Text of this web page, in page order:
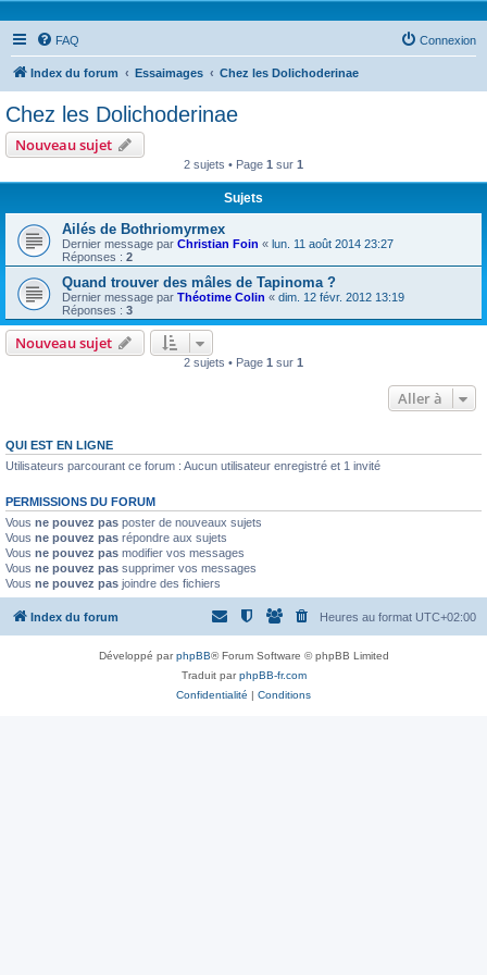
FAQ Connexion
Index du forum Essaimages Chez les Dolichoderinae
Chez les Dolichoderinae
Nouveau sujet
2 sujets • Page 1 sur 1
Sujets
Ailés de Bothriomyrmex
Dernier message par Christian Foin « lun. 11 août 2014 23:27
Réponses : 2
Quand trouver des mâles de Tapinoma ?
Dernier message par Théotime Colin « dim. 12 févr. 2012 13:19
Réponses : 3
Nouveau sujet
2 sujets • Page 1 sur 1
Aller à
QUI EST EN LIGNE
Utilisateurs parcourant ce forum : Aucun utilisateur enregistré et 1 invité
PERMISSIONS DU FORUM
Vous ne pouvez pas poster de nouveaux sujets
Vous ne pouvez pas répondre aux sujets
Vous ne pouvez pas modifier vos messages
Vous ne pouvez pas supprimer vos messages
Vous ne pouvez pas joindre des fichiers
Index du forum Heures au format UTC+02:00
Développé parphpBB® Forum Software © phpBB Limited
Traduit parphpBB-fr.com
Confidentialité | Conditions